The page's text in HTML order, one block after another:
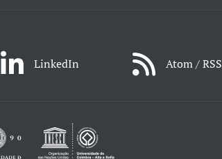
LinkedIn Atom / RSS